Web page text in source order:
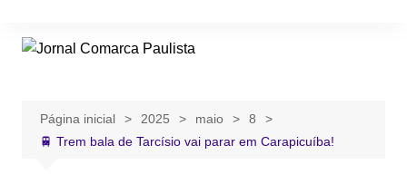
Página inicial 2025 maio
8
🚆 Trem bala de Tarcísio vai parar em Carapicuíba!